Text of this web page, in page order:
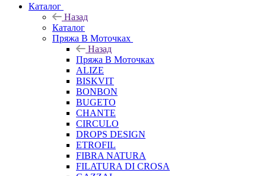
Каталог
Назад
Каталог
Пряжа В Моточках
Назад
Пряжа В Моточках
ALIZE
BISKVIT
BONBON
BUGETO
CHANTE
CIRCULO
DROPS DESIGN
ETROFIL
FIBRA NATURA
FILATURA DI CROSA